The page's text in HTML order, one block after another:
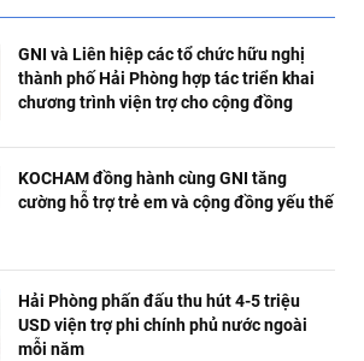
GNI và Liên hiệp các tổ chức hữu nghị
thành phố Hải Phòng hợp tác triển khai
chương trình viện trợ cho cộng đồng
KOCHAM đồng hành cùng GNI tăng
cường hỗ trợ trẻ em và cộng đồng yếu thế
Hải Phòng phấn đấu thu hút 4-5 triệu
USD viện trợ phi chính phủ nước ngoài
mỗi năm